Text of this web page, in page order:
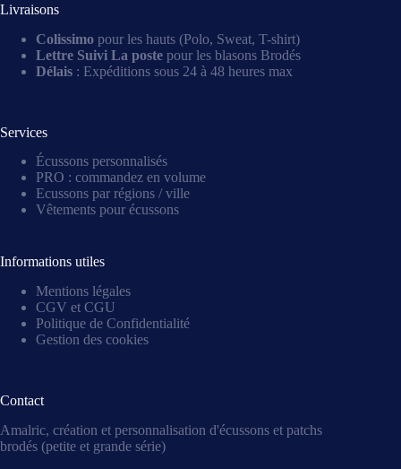
Livraisons
Colissimo pour les hauts (Polo, Sweat, T-shirt)
Lettre Suivi La poste pour les blasons Brodés
Délais : Expéditions sous 24 à 48 heures max
Services
Écussons personnalisés
PRO : commandez en volume
Ecussons par régions / ville
Vêtements pour écussons
Informations utiles
Mentions légales
CGV et CGU
Politique de Confidentialité
Gestion des cookies
Contact
Amalric, création et personnalisation d'écussons et patchs
brodés (petite et grande série)